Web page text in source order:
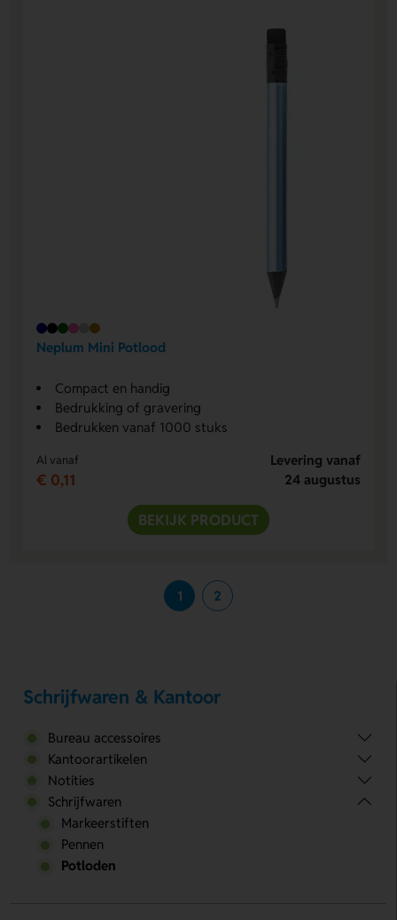
Neplum Mini Potlood
Compact en handig
Bedrukking of gravering
Bedrukken vanaf 1000 stuks
Al vanaf
€ 0,11
Levering vanaf
24 augustus
BEKIJK PRODUCT
1 2
Schrijfwaren & Kantoor
Bureau accessoires
Kantoorartikelen
Notities
Schrijfwaren
Markeerstiften
Pennen
Potloden